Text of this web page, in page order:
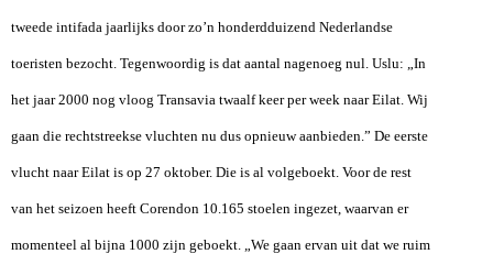
tweede intifada jaarlijks door zo’n honderdduizend Nederlandse
toeristen bezocht. Tegenwoordig is dat aantal nagenoeg nul. Uslu: „In
het jaar 2000 nog vloog Transavia twaalf keer per week naar Eilat. Wij
gaan die rechtstreekse vluchten nu dus opnieuw aanbieden.” De eerste
vlucht naar Eilat is op 27 oktober. Die is al volgeboekt. Voor de rest
van het seizoen heeft Corendon 10.165 stoelen ingezet, waarvan er
momenteel al bijna 1000 zijn geboekt. „We gaan ervan uit dat we ruim